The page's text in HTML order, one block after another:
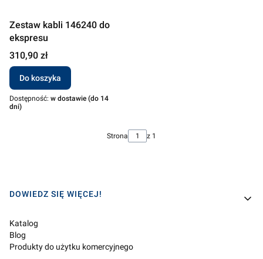
Zestaw kabli 146240 do
ekspresu
Cena
310,90 zł
Do koszyka
Dostępność: w dostawie (do 14
dni)
Strona z 1
Linki w stopce
DOWIEDZ SIĘ WIĘCEJ!
Katalog
Blog
Produkty do użytku komercyjnego